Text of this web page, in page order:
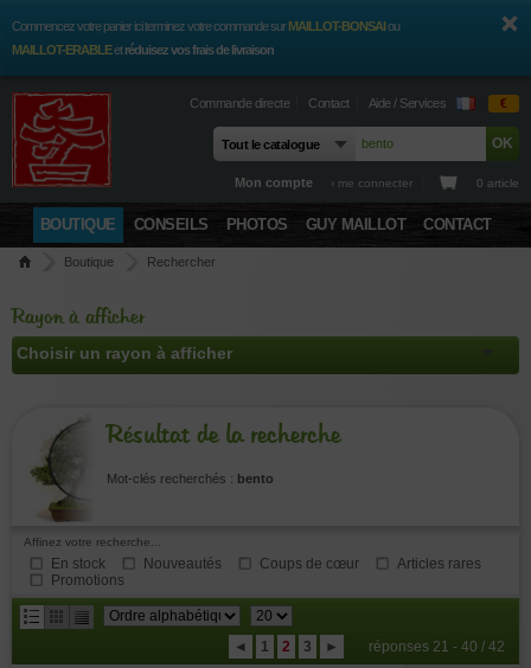
Commencez votre panier ici terminez votre commande surMAILLOT-BONSAIou
MAILLOT-ERABLEetréduisez vos frais de livraison
Commande directe Contact Aide / Services €
Mon compte › me connecter 0 article
BOUTIQUE CONSEILS PHOTOS GUY MAILLOT CONTACT
Boutique Rechercher
Rayon à afficher
Résultat de la recherche
Mot-clés recherchés : bento
Affinez votre recherche...
En stock Nouveautés Coups de cœur
Articles rares
Promotions
résultats
par
◄ 1 2 3 ► réponses 21 - 40 / 42